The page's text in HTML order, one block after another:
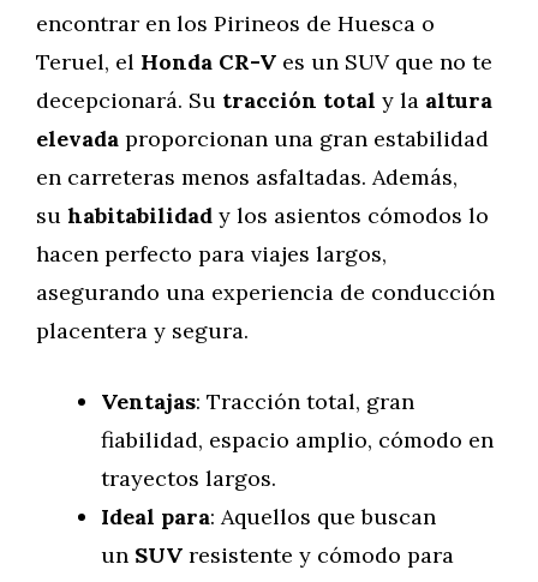
encontrar en los Pirineos de Huesca o
Teruel, el Honda CR-V es un SUV que no te
decepcionará. Su tracción total y la altura
elevada proporcionan una gran estabilidad
en carreteras menos asfaltadas. Además,
su habitabilidad y los asientos cómodos lo
hacen perfecto para viajes largos,
asegurando una experiencia de conducción
placentera y segura.
Ventajas: Tracción total, gran
fiabilidad, espacio amplio, cómodo en
trayectos largos.
Ideal para: Aquellos que buscan
un SUV resistente y cómodo para